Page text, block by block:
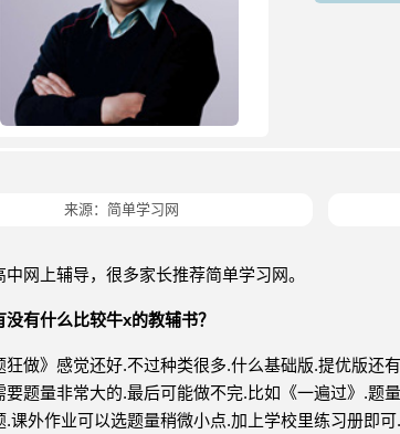
来源：简单学习网
中网上辅导，很多家长推荐简单学习网。
没有什么比较牛x的教辅书？
狂做》感觉还好.不过种类很多.什么基础版.提优版还
要题量非常大的.最后可能做不完.比如《一遍过》.题
.课外作业可以选题量稍微小点.加上学校里练习册即